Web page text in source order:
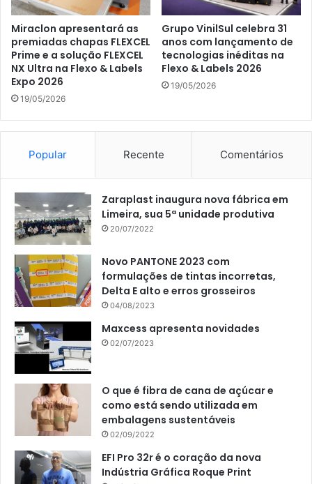
Miraclon apresentará as
premiadas chapas FLEXCEL
Prime e a solução FLEXCEL
NX Ultra na Flexo & Labels
Expo 2026
19/05/2026
Grupo VinilSul celebra 31
anos com lançamento de
tecnologias inéditas na
Flexo & Labels 2026
19/05/2026
Popular Recente Comentários
Zaraplast inaugura nova fábrica em
Limeira, sua 5ª unidade produtiva
20/07/2022
Novo PANTONE 2023 com
formulações de tintas incorretas,
Delta E alto e erros grosseiros
04/08/2023
Maxcess apresenta novidades
02/07/2023
O que é fibra de cana de açúcar e
como está sendo utilizada em
embalagens sustentáveis
02/09/2022
EFI Pro 32r é o coração da nova
Indústria Gráfica Roque Print